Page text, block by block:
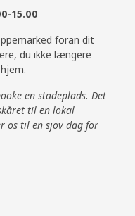
15.00
foran dit
du ikke længere
en stadeplads. Det
til en lokal
os til en sjov dag for